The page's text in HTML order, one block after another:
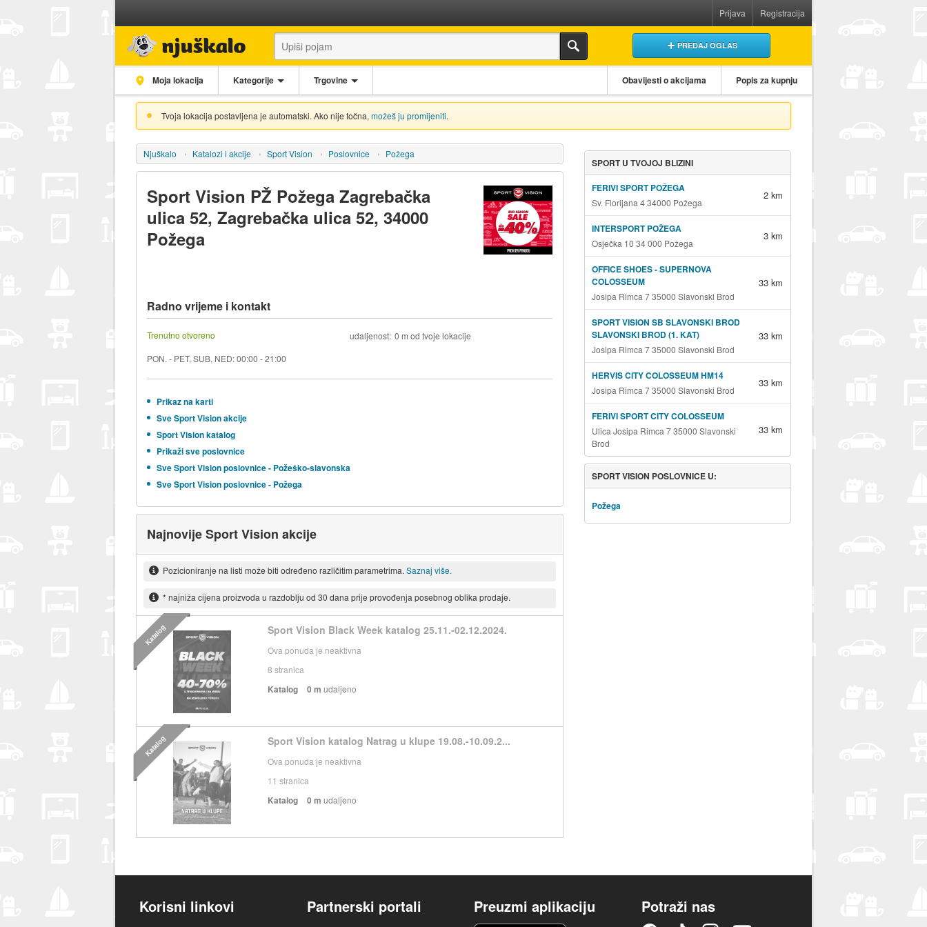
Prijava Registracija
PREDAJ OGLAS
Moja lokacija Kategorije Trgovine Obavijesti o akcijama Popis za kupnju
Tvoja lokacija postavljena je automatski. Ako nije točna, možeš ju promijeniti.
Njuškalo Katalozi i akcije Sport Vision Poslovnice Požega
Sport Vision PŽ Požega Zagrebačka
ulica 52, Zagrebačka ulica 52, 34000
Požega
Radno vrijeme i kontakt
Trenutno otvoreno
PON. - PET, SUB, NED: 00:00 - 21:00
udaljenost 0 m od tvoje lokacije
Prikaz na karti
Sve Sport Vision akcije
Sport Vision katalog
Prikaži sve poslovnice
Sve Sport Vision poslovnice - Požeško-slavonska
Sve Sport Vision poslovnice - Požega
Najnovije Sport Vision akcije
Pozicioniranje na listi može biti određeno različitim parametrima. Saznaj više.
* najniža cijena proizvoda u razdoblju od 30 dana prije provođenja posebnog oblika prodaje.
Sport Vision Black Week katalog 25.11.-02.12.2024.
Ova ponuda je neaktivna
8 stranica
Katalog 0 m udaljeno
Katalog
Sport Vision katalog Natrag u klupe 19.08.-10.09.2...
Ova ponuda je neaktivna
11 stranica
Katalog 0 m udaljeno
Katalog
SPORT U TVOJOJ BLIZINI
FERIVI SPORT POŽEGA
Sv. Florijana 4 34000 Požega
2 km
INTERSPORT POŽEGA
Osječka 10 34 000 Požega
3 km
OFFICE SHOES - SUPERNOVA
COLOSSEUM
Josipa Rimca 7 35000 Slavonski Brod
33 km
SPORT VISION SB SLAVONSKI BROD
SLAVONSKI BROD (1. KAT)
Josipa Rimca 7 35000 Slavonski Brod
33 km
HERVIS CITY COLOSSEUM HM14
Josipa Rimca 7 35000 Slavonski Brod
33 km
FERIVI SPORT CITY COLOSSEUM
Ulica Josipa Rimca 7 35000 Slavonski
Brod
33 km
SPORT VISION POSLOVNICE U:
Požega
Korisni linkovi Partnerski portali Preuzmi aplikaciju Potraži nas